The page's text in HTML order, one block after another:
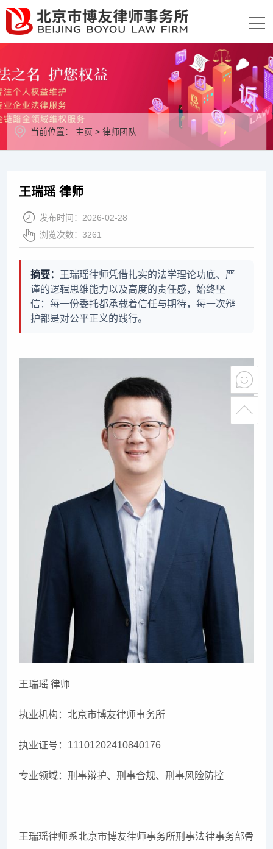
当前位置： 主页 >律师团队
王瑞瑶 律师
发布时间：2026-02-28
浏览次数：3261
摘要：
王瑞瑶律师凭借扎实的法学理论功底、严
谨的逻辑思维能力以及高度的责任感，始终坚
信：每一份委托都承载着信任与期待，每一次辩
护都是对公平正义的践行。
王瑞瑶 律师
执业机构：北京市博友律师事务所
执业证号：11101202410840176
专业领域：刑事辩护、刑事合规、刑事风险防控
王瑞瑶律师系北京市博友律师事务所刑事法律事务部骨